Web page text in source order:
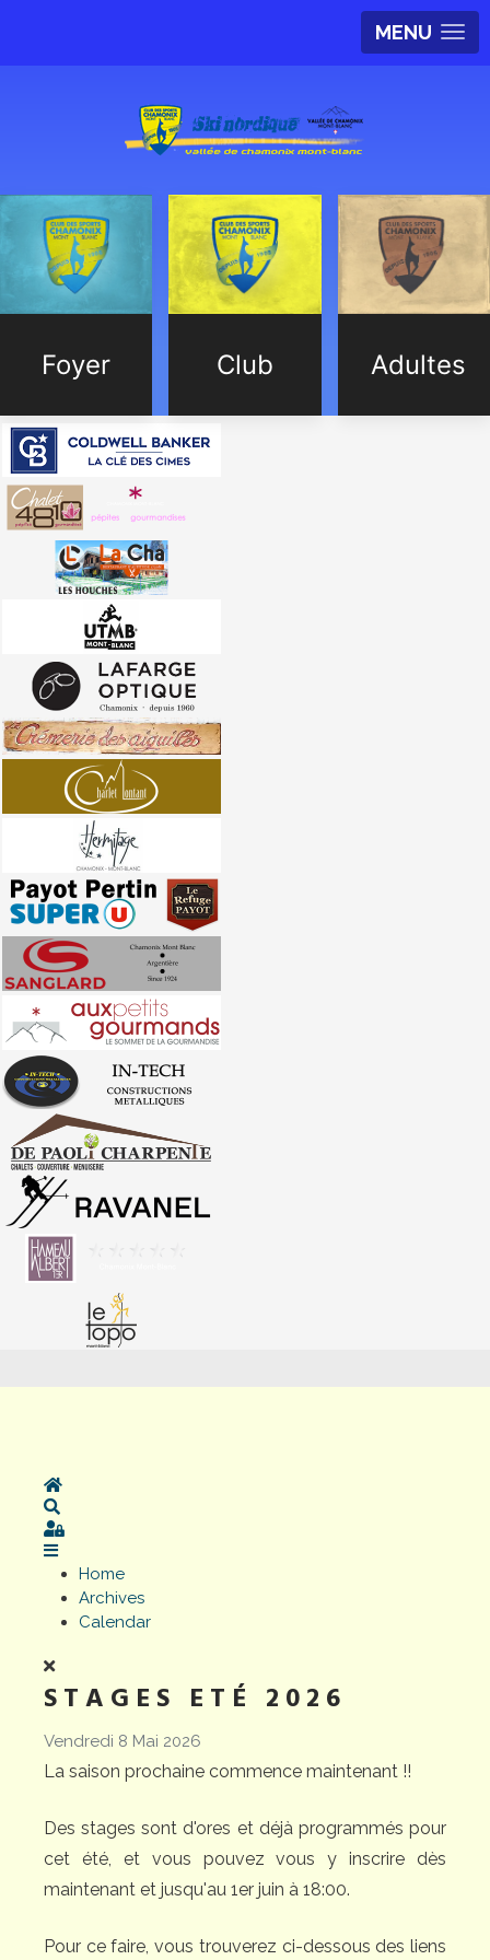
MENU
Foyer Club Adultes
Home
Sign In
Home
Archives
Calendar
STAGES ETÉ 2026
Vendredi 8 Mai 2026
La saison prochaine commence maintenant !!
Des stages sont d'ores et déjà programmés pour
cet été, et vous pouvez vous y inscrire dès
maintenant et jusqu'au 1er juin à 18:00.
Pour ce faire, vous trouverez ci-dessous des liens